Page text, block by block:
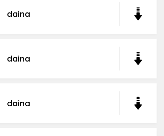
daina
daina
daina